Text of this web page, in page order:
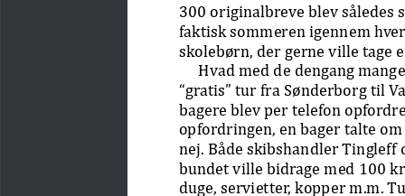
300 originalbreve blev således
faktisk sommeren igennem
skolebørn, der gerne ville tage
Hvad med de dengang
“gratis” tur fra Sønderborg til
bagere blev per telefon
opfordringen, en bager talte
nej. Både skibshandler Tingleff
bundet ville bidrage med 100
duge, servietter, kopper m.m.